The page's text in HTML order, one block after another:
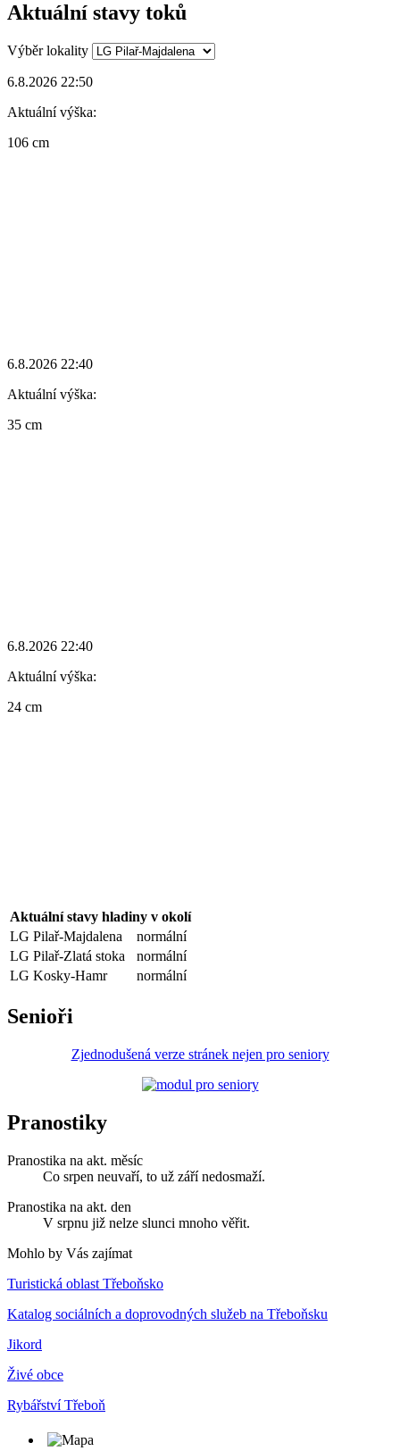
Aktuální stavy toků
Výběr lokality
6.8.2026 22:50
Aktuální výška:
106 cm
6.8.2026 22:40
Aktuální výška:
35 cm
6.8.2026 22:40
Aktuální výška:
24 cm
Aktuální stavy hladiny v okolí
LG Pilař-Majdalena
normální
LG Pilař-Zlatá stoka
normální
LG Kosky-Hamr
normální
Senioři
Zjednodušená verze stránek nejen pro seniory
Pranostiky
Pranostika na akt. měsíc
Co srpen neuvaří, to už září nedosmaží.
Pranostika na akt. den
V srpnu již nelze slunci mnoho věřit.
Mohlo by Vás zajímat
Turistická oblast Třeboňsko
Katalog sociálních a doprovodných služeb na Třeboňsku
Jikord
Živé obce
Rybářství Třeboň